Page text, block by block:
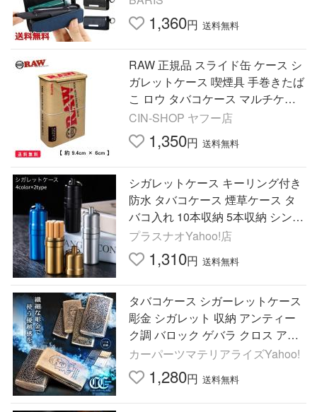
ブラック 送料無料
1,360円 送料無料
RAW 正規品 スライド缶 ケース シ
ガレットケース 喫煙具 手巻きたば
こ ロウ タバコケース マルチケー
ス アクセサリーケース 小物入れ
CIN-SHOP ヤフー店
1,350円 送料無料
シガレットケース キーリング付き
防水 タバコケース 煙草ケース タ
バコ入れ 10本収納 5本収納 シンプ
ル おしゃれ 吊り下げ アウトドア
プレゼン
プラスナオYahoo!店
1,310円 送料無料
タバコケース シガーレットケース
彫金 シガレット 収納 アンティー
ク調 バロック ゲバラ クロス アラ
ベスク cigar case
カーパーツマテリアライズYahoo!
1,280円 送料無料